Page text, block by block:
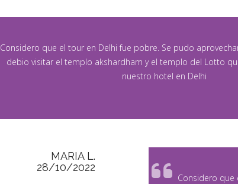
Considero que el tour en Delhi fue pobre. Se pudo
debio visitar el templo akshardham y el templo del Lotto
nuestro hotel en Delhi
MARIA L.
28/10/2022
Considero que